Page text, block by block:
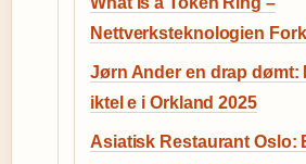
Nettverksteknologien
Jørn Ander en drap dømt:
iktel e i Orkland 2025
Asiatisk Restaurant Oslo: